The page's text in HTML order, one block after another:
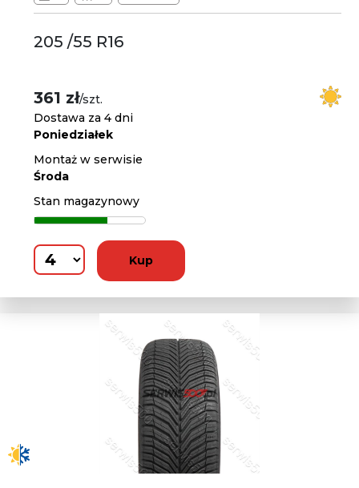
205 /55 R16
361 zł/szt.
Dostawa za 4 dni
Poniedziałek
Montaż w serwisie
Środa
Stan magazynowy
Kup